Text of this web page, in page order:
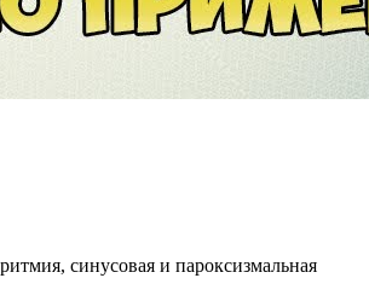
синусовая и пароксизмальная